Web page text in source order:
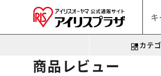
カテ
商品レビュー